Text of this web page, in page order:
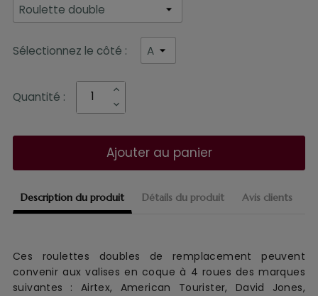
Description du produit Détails du produit Avis clients
Ces roulettes doubles de remplacement peuvent
convenir auxvalises en coque à 4 roues des marques
suivantes : Airtex, American Tourister, David Jones,
Sélectionnez le côté :
Quantité :
Ajouter au panier